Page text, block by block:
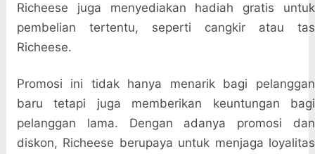
Richeese juga menyediakan hadiah gratis untuk
pembelian tertentu, seperti cangkir atau tas
Richeese.
Promosi ini tidak hanya menarik bagi pelanggan
baru tetapi juga memberikan keuntungan bagi
pelanggan lama. Dengan adanya promosi dan
diskon, Richeese berupaya untuk menjaga loyalitas